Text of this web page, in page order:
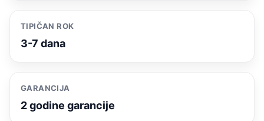
TIPIČAN ROK
3-7 dana
GARANCIJA
2 godine garancije